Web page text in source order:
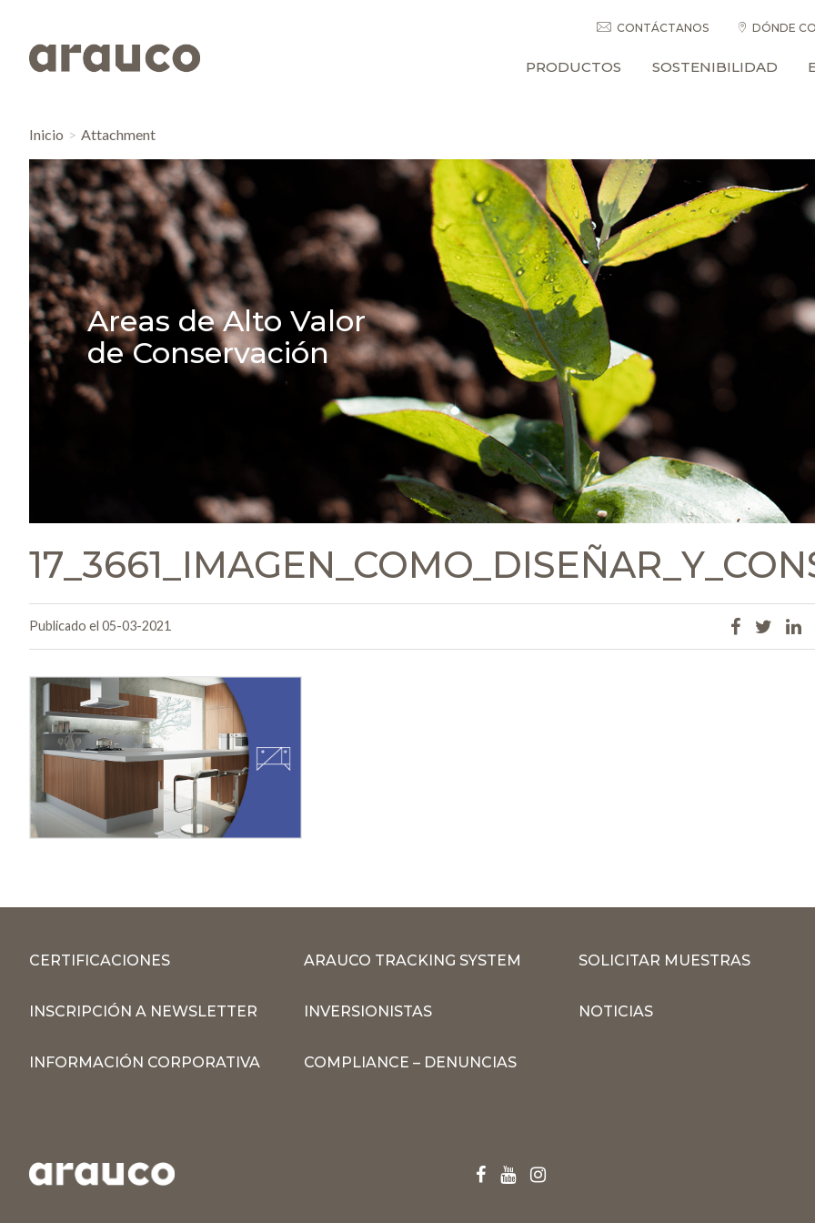
CONTÁCTANOS DÓNDE
PRODUCTOS SOSTENIBILIDAD
Inicio Attachment
Areas de Alto Valor
de Conservación
Publicado el 05-03-2021
CERTIFICACIONES ARAUCO TRACKING SYSTEM SOLICITAR MUESTRAS
INSCRIPCIÓN A NEWSLETTER INVERSIONISTAS NOTICIAS
INFORMACIÓN CORPORATIVA COMPLIANCE – DENUNCIAS